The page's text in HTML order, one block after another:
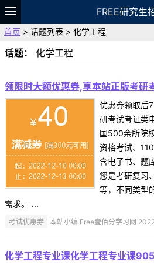
FREE研究生
题库
故事 专题
VIP
资料
首页 > 话题列表 > 化学工程
话题： 化学工程
领限时大额优惠券,享本站正版考研
优惠券领取后
研考试考证类
国500余所院
资格考试、
含电子书、题
您是考研复习
等，不同类型
需求。 ...
考试优惠券 本站小编 Free壹佰分学习网
化学工程专业课化学工程专业课